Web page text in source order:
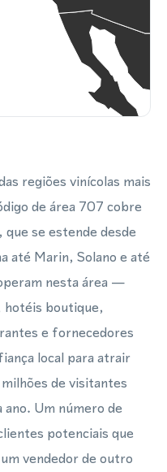
regiões vinícolas mais
de área 707 cobre
se estende desde
até Marin, Solano e até
nesta área —
hotéis boutique,
e fornecedores
local para atrair
de visitantes
ano. Um número de
potenciais que
vendedor de outro